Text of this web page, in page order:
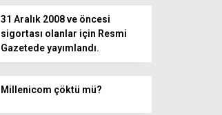
31 Aralık 2008 ve öncesi
sigortası olanlar için Resmi
Gazetede yayımlandı.
Millenicom çöktü mü?